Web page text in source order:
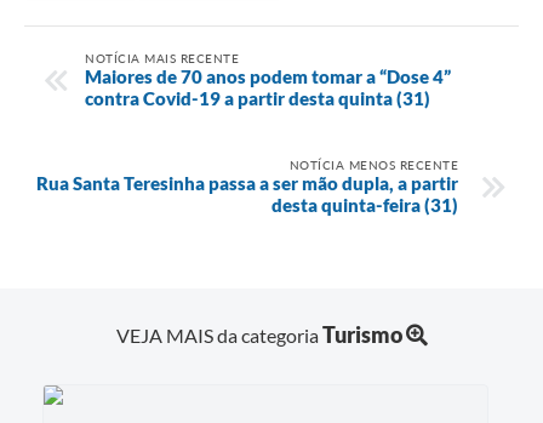
NOTÍCIA MAIS RECENTE
Maiores de 70 anos podem tomar a “Dose 4”
contra Covid-19 a partir desta quinta (31)
NOTÍCIA MENOS RECENTE
Rua Santa Teresinha passa a ser mão dupla, a partir
desta quinta-feira (31)
VEJA MAIS da categoriaTurismo